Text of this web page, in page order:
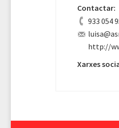
Contactar:
933 054
http://
Xarxes